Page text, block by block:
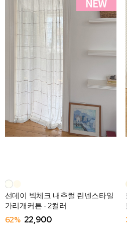
선데이 빅체크 내추럴 린넨스타일
가리개커튼 - 2컬러
62% 22,900